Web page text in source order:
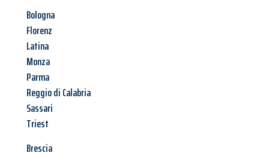
Bologna
Florenz
Latina
Monza
Parma
Reggio di Calabria
Sassari
Triest
Brescia